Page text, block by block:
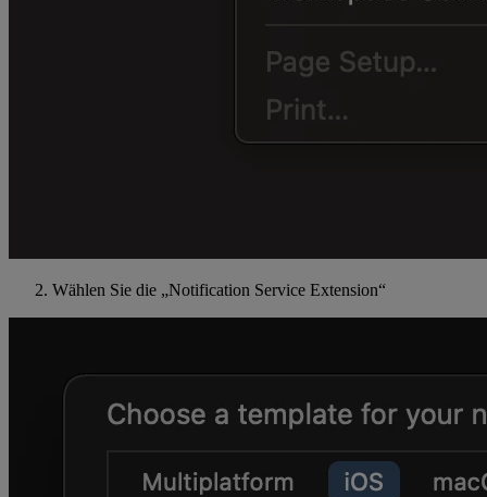
Wählen Sie die „Notification Service Extension“